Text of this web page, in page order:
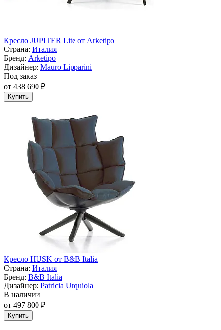
Кресло JUPITER Lite от Arketipo
Страна: Италия
Бренд: Arketipo
Дизайнер: Mauro Lipparini
Под заказ
от 438 690 ₽
Купить
Кресло HUSK от B&B Italia
Страна: Италия
Бренд: B&B Italia
Дизайнер: Patricia Urquiola
В наличии
от 497 800 ₽
Купить